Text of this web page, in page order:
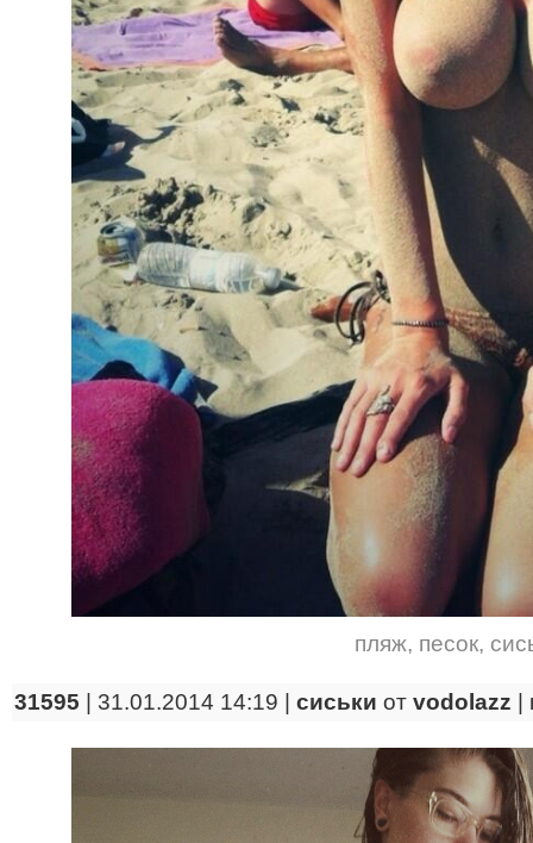
пляж, песок,
31595 | 31.01.2014 14:19 | сиськи от vodolazz